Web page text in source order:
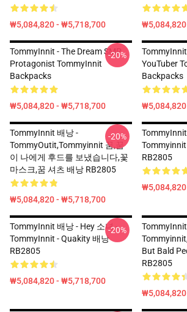
₩5,084,820 - ₩5,718,700
TommyInnit - The Dream SMP
Protagonist TommyInnit
Backpacks
₩5,084,820 - ₩5,718,700
-20%
YouTuber
Backpacks
TommyInnit 배낭 -
TommyOutit,Tommyinnit 꿈,꿈
이 나에게 후드를 보냈습니다,꽃
마스크,꿈 셔츠 배낭 RB2805
₩5,084,820 - ₩5,718,700
-20%
Tommyinnit
RB2805
TommyInnit 배낭 - Hey 소녀 -
TommyInnit - Quakity 배낭
RB2805
₩5,084,820 - ₩5,718,700
-20%
But Bald
RB2805